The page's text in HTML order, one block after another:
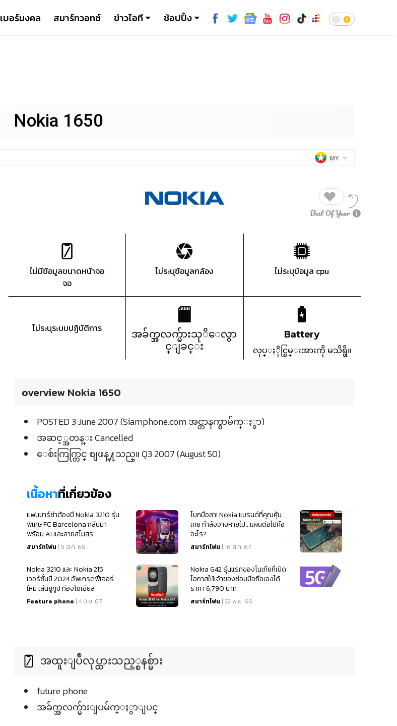
เบอร์มงคล สมาร์ทวอทช์ ข่าวไอที ช้อปปิ้ง
Nokia 1650
MY
ไม่มีข้อมูลขนาดหน้าจอ
จอ
ไม่ระบุข้อมูลกล้อง ไม่ระบุข้อมูล cpu
ไม่ระบุระบบปฏิบัติการ
အခ်က္အလက္မ်ားသုိေလွာ
င္ျခင္း
Battery
လုပ္ႏိုင္စြမ္းအားကို မသိရွိ။
overview Nokia 1650
POSTED 3 June 2007 (Siamphone.com အင္တာနက္စာမ်က္ႏွာ)
အဆင့္အတန္း Cancelled
ေစ်းကြက္တြင္ စျဖန္႔သည္။ Q3 2007 (August 50)
เนื้อหาที่เกี่ยวข้อง
แฟนบาร์ซ่าต้องมี Nokia 3210 รุ่น
พิเศษ FC Barcelona กลับมา
พร้อม AI และลายสโมสร
สมาร์ทโฟน | 5 ส.ค. 68
โบกมือลา! Nokia แบรนด์ที่คุณคุ้น
เคย กำลังจางหายไป...แผนต่อไปคือ
อะไร?
สมาร์ทโฟน | 16 ส.ค. 67
Nokia 3210 และ Nokia 215
เวอร์ชั่นปี 2024 อัพเกรดฟีเจอร์
ใหม่ เล่นยูทูป ท่องโซเชียล
Feature phone | 4 มิ.ย. 67
Nokia G42 รุ่นแรกของโนเกียที่เปิด
โอกาสให้เจ้าของซ่อมมือถือเองได้
ราคา 6,790 บาท
สมาร์ทโฟน | 22 พ.ย. 66
အထူးျပဳလုပ္ထားသည့္စနစ္မ်ား
future phone
အခ်က္အလက္မ်ားျပမ်က္ႏွာျပင္